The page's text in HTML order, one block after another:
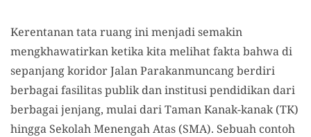
Kerentanan tata ruang ini menjadi semakin
mengkhawatirkan ketika kita melihat fakta bahwa di
sepanjang koridor Jalan Parakanmuncang berdiri
berbagai fasilitas publik dan institusi pendidikan dari
berbagai jenjang, mulai dari Taman Kanak-kanak (TK)
hingga Sekolah Menengah Atas (SMA). Sebuah contoh